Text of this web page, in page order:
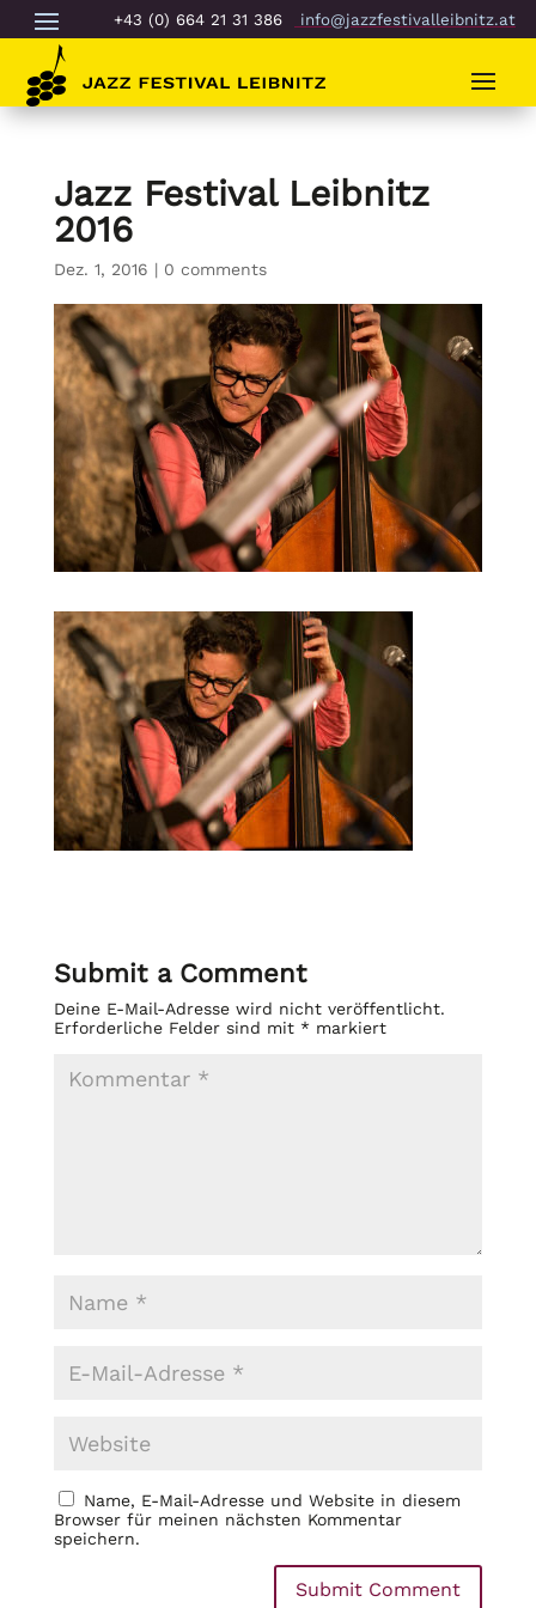
+43 (0) 664 21 31 386 info@jazzfestivalleibnitz.at
Jazz Festival Leibnitz
2016
Dez. 1, 2016 | 0 comments
Submit a Comment
Deine E-Mail-Adresse wird nicht veröffentlicht.
Erforderliche Felder sind mit *markiert
Name, E-Mail-Adresse und Website in diesem
Browser für meinen nächsten Kommentar
speichern.